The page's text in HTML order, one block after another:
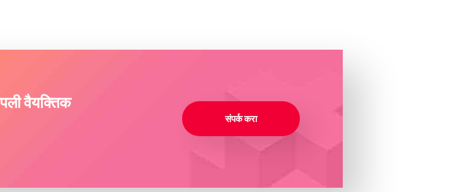
वैयक्तिक
संपर्क करा